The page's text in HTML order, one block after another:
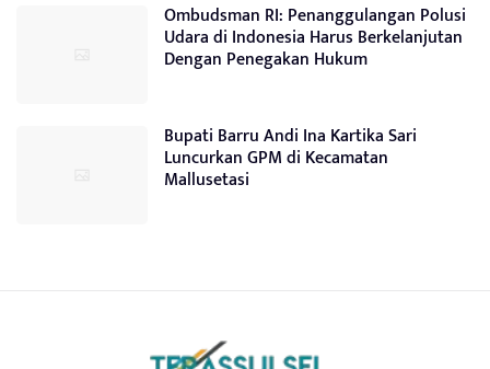
Ombudsman RI: Penanggulangan Polusi
Udara di Indonesia Harus Berkelanjutan
Dengan Penegakan Hukum
Bupati Barru Andi Ina Kartika Sari
Luncurkan GPM di Kecamatan
Mallusetasi